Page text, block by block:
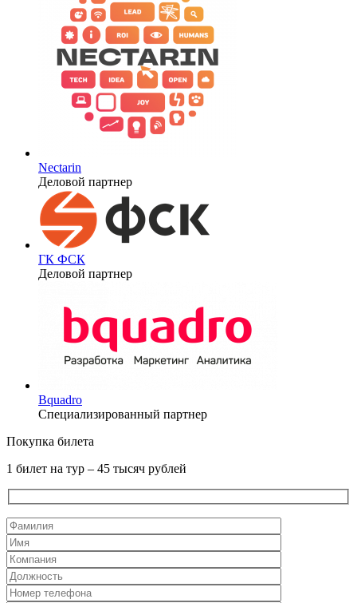
Nectarin
Деловой партнер
ГК ФСК
Деловой партнер
Bquadro
Специализированный партнер
Покупка билета
1 билет на тур – 45 тысяч рублей